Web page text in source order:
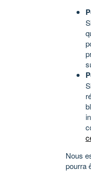
Nous
pourra